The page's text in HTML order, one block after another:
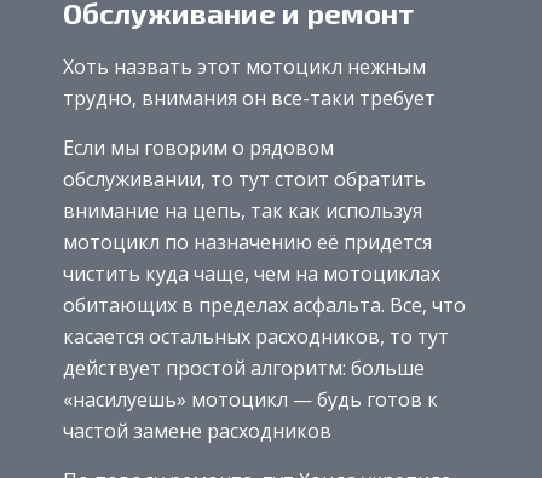
Обслуживание и ремонт
Хоть назвать этот мотоцикл нежным
трудно, внимания он все-таки требует
Если мы говорим о рядовом
обслуживании, то тут стоит обратить
внимание на цепь, так как используя
мотоцикл по назначению её придется
чистить куда чаще, чем на мотоциклах
обитающих в пределах асфальта. Все, что
касается остальных расходников, то тут
действует простой алгоритм: больше
«насилуешь» мотоцикл — будь готов к
частой замене расходников